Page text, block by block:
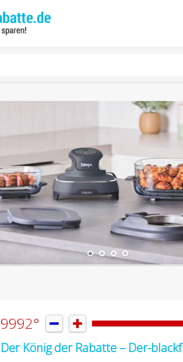
9992°  
Der König der Rabatte – Der-